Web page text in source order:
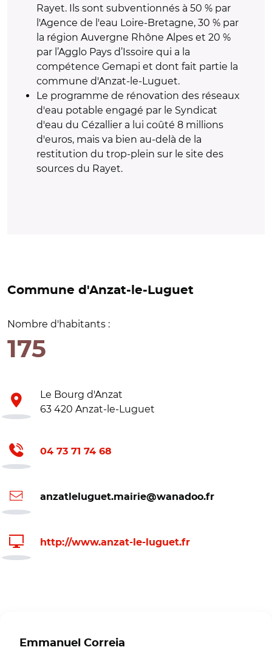
Rayet. Ils sont subventionnés à 50 % par
l'Agence de l'eau Loire-Bretagne, 30 % par
la région Auvergne Rhône Alpes et 20 %
par l’Agglo Pays d’Issoire qui a la
compétence Gemapi et dont fait partie la
commune d'Anzat-le-Luguet.
Le programme de rénovation des réseaux
d'eau potable engagé par le Syndicat
d'eau du Cézallier a lui coûté 8 millions
d'euros, mais va bien au-delà de la
restitution du trop-plein sur le site des
sources du Rayet.
Commune d'Anzat-le-Luguet
Nombre d'habitants :
175
Le Bourg d'Anzat
63 420 Anzat-le-Luguet
04 73 71 74 68
anzatleluguet.mairie@wanadoo.fr
http://www.anzat-le-luguet.fr
Emmanuel Correia